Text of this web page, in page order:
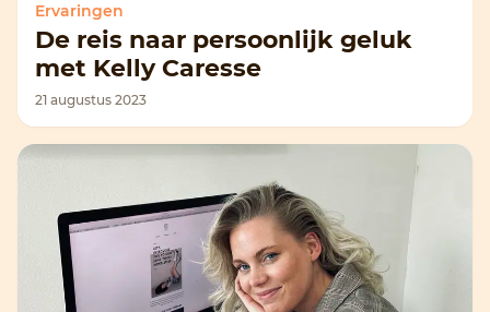
Ervaringen
De reis naar persoonlijk geluk
met Kelly Caresse
21 augustus 2023